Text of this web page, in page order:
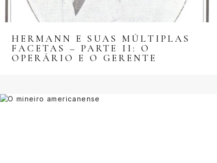
HERMANN E SUAS MÚLTIPLAS
FACETAS – PARTE II: O
OPERÁRIO E O GERENTE